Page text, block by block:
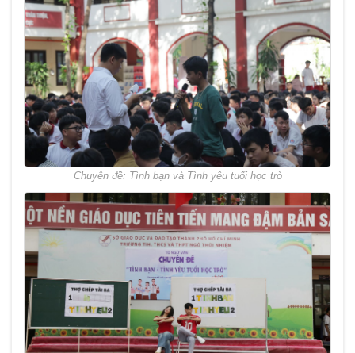
Chuyên đề: Tình bạn và Tình yêu tuổi học trò